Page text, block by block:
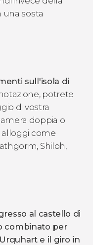
una sosta
sull'isola di
potrete
di vostra
doppia o
alloggi come
Shiloh,
al castello di
combinato per
e il giro in